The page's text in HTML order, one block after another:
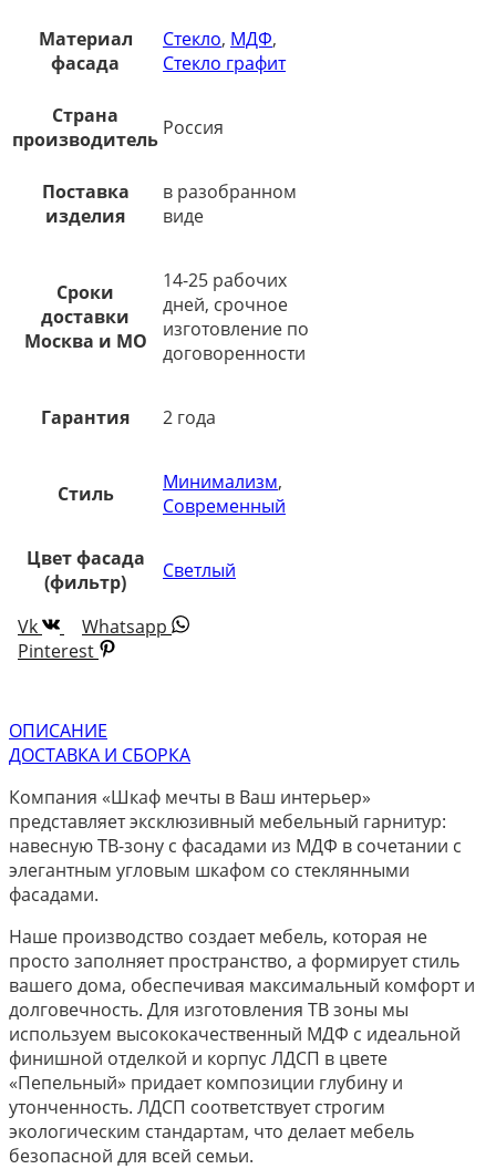
Материал
фасада
Стекло, МДФ,
Стекло графит
Страна
производитель Россия
Поставка
изделия
в разобранном
виде
Сроки
доставки
Москва и МО
14-25 рабочих
дней, срочное
изготовление по
договоренности
Гарантия 2 года
Стиль Минимализм,
Современный
Цвет фасада
(фильтр)
Светлый
Vk
Whatsapp
Pinterest
ОПИСАНИЕ
ДОСТАВКА И СБОРКА
Компания «Шкаф мечты в Ваш интерьер»
представляет эксклюзивный мебельный гарнитур:
навесную ТВ-зону с фасадами из МДФ в сочетании с
элегантным угловым шкафом со стеклянными
фасадами.
Наше производство создает мебель, которая не
просто заполняет пространство, а формирует стиль
вашего дома, обеспечивая максимальный комфорт и
долговечность. Для изготовления ТВ зоны мы
используем высококачественный МДФ с идеальной
финишной отделкой и корпус ЛДСП в цвете
«Пепельный» придает композиции глубину и
утонченность. ЛДСП соответствует строгим
экологическим стандартам, что делает мебель
безопасной для всей семьи.